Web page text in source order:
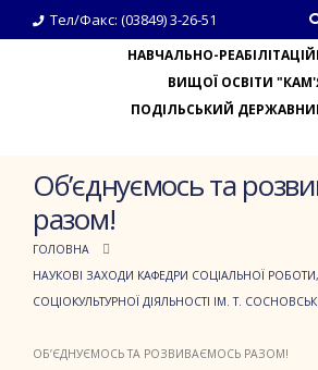
Тел/Факс: (03849) 3-26-51
НАВЧАЛЬНО-
ВИЩОЇ ОСВІТИ
ПОДІЛЬСЬКИЙ
Об’єднуємось та
разом!
ГОЛОВНА
НАУКОВІ ЗАХОДИ КАФЕДРИ СОЦІАЛЬНОЇ
СОЦІОКУЛЬТУРНОЇ ДІЯЛЬНОСТІ ІМ. Т.
ОБ’ЄДНУЄМОСЬ ТА РОЗВИВАЄМОСЬ РАЗОМ!